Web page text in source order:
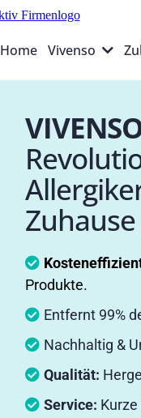
Home Vivenso
Zuhause
Produkte.
Entfernt 99%
Nachhaltig &
Qualität:
Service: